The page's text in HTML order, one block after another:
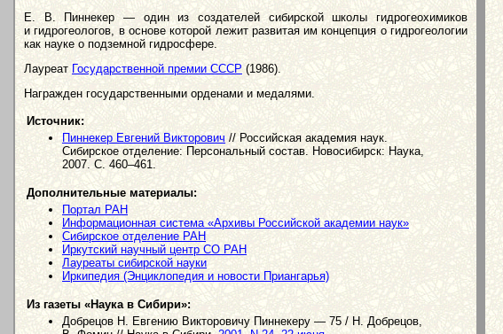
Е. В. Пиннекер — один из создателей сибирской школы гидрогеохимиков
и гидрогеологов, в основе которой лежит развитая им концепция о гидрогеологии
как науке о подземной гидросфере.
Лауреат Государственной премии СССР(1986).
Награжден государственными орденами и медалями.
Источник:
Пиннекер Евгений Викторович // Российская академия наук.
Сибирское отделение: Персональный состав. Новосибирск: Наука,
2007. С. 460–461.
Дополнительные материалы:
Портал РАН
Информационная система «Архивы Российской академии наук»
Сибирское отделение РАН
Иркутский научный центр СО РАН
Лауреаты сибирской науки
Иркипедия (Энциклопедия и новости Приангарья)
Из газеты «Наука в Сибири»:
Добрецов Н. Евгению Викторовичу Пиннекеру — 75 / Н. Добрецов,